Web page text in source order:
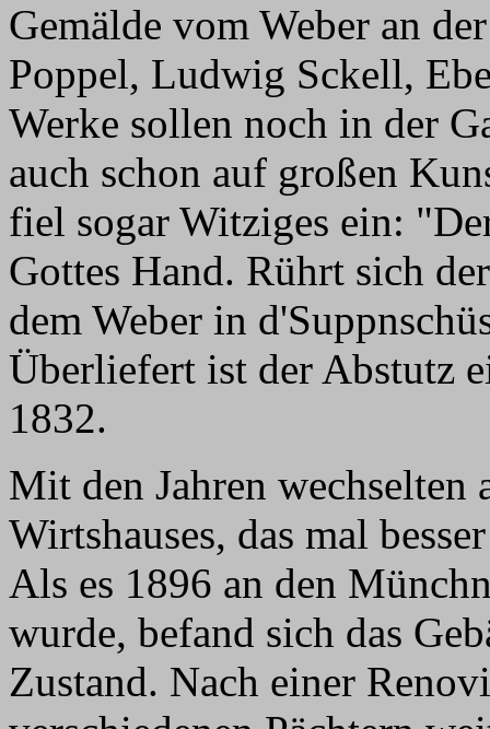
Gemälde vom Weber an
Poppel, Ludwig Sckell,
Werke sollen noch in der
auch schon auf großen
fiel sogar Witziges ein:
Gottes Hand. Rührt sich
dem Weber in
Überliefert ist der Abstutz
1832.
Mit den Jahren wechselten
Wirtshauses, das mal
Als es 1896 an den
wurde, befand sich das
Zustand. Nach einer